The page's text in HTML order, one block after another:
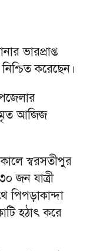
ভারপ্রাপ্ত
করেছেন।
মৃত আজিজ
স্বরসতীপুর
জন যাত্রী
পিপড়াকান্দা
হঠাৎ করে